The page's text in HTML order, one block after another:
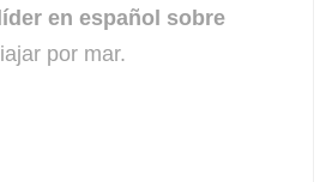
en español sobre
por mar.